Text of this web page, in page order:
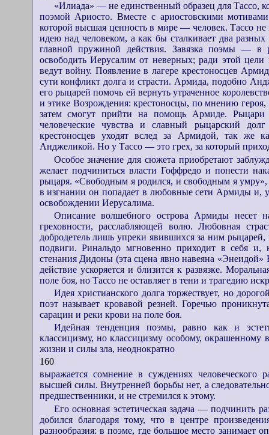
«Илиада» — не единственный образец для Тассо,
поэмой Ариосто. Вместе с ариостовскими
которой высшая ценность в мире — человек. Тассо не
идею над человеком, а как бы сталкивает два
главной пружиной действия. Завязка поэмы —
освободить Иерусалим от неверных; ради этой
ведут войну. Появление в лагере крестоносцев
сути конфликт долга и страсти. Армида, подобно
его рыцарей помочь ей вернуть утраченное
и этике Возрождения: крестоносцы, по мнению
затем смогут прийти на помощь Армиде.
человеческие чувства и славный рыцарский
крестоносцев уходят вслед за Армидой, так
Анджеликой. Но у Тассо — это грех, за который
Особое значение для сюжета приобретают
желает подчиниться власти Гоффредо и понести
рыцаря. «Свободным я родился, и свободным я умру»,
в изгнании он попадает в любовные сети Армиды и,
освобождении Иерусалима.
Описание волшебного острова Армиды несет
греховности, расслабляющей волю. Любовная
добродетель лишь упреки явившихся за ним
подвиги. Ринальдо мгновенно приходит в себя
стенания Дидоны (эта сцена явно навеяна
действие ускоряется и близится к развязке.
поле боя, но Тассо не оставляет в тени и трагедию
Идея христианского долга торжествует, но
поэт называет кровавой резней. Горечью
сарацин и реки крови на поле боя.
Идейная тенденция поэмы, равно как и
классицизму, но классицизму особому, окрашенному
жизни и силы зла, неоднократно
160
выражается сомнение в суждениях человеческого
высшей силы. Внутренней борьбы нет, а
предшественники, и не стремился к этому.
Его основная эстетическая задача — подчинить
добился благодаря тому, что в центре
разнообразия: в поэме, где большое место занимает